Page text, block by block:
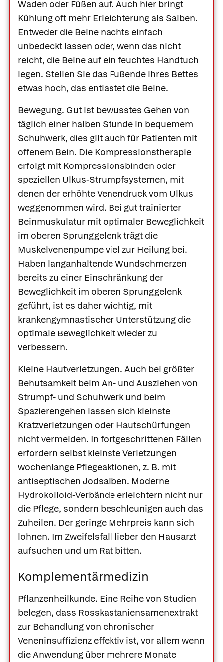
Waden oder Füßen auf. Auch hier bringt
Kühlung oft mehr Erleichterung als Salben.
Entweder die Beine nachts einfach
unbedeckt lassen oder, wenn das nicht
reicht, die Beine auf ein feuchtes Handtuch
legen. Stellen Sie das Fußende ihres Bettes
etwas hoch, das entlastet die Beine.
Bewegung. Gut ist bewusstes Gehen von
täglich einer halben Stunde in bequemem
Schuhwerk, dies gilt auch für Patienten mit
offenem Bein. Die Kompressionstherapie
erfolgt mit Kompressionsbinden oder
speziellen Ulkus-Strumpfsystemen, mit
denen der erhöhte Venendruck vom Ulkus
weggenommen wird. Bei gut trainierter
Beinmuskulatur mit optimaler Beweglichkeit
im oberen Sprunggelenk trägt die
Muskelvenenpumpe viel zur Heilung bei.
Haben langanhaltende Wundschmerzen
bereits zu einer Einschränkung der
Beweglichkeit im oberen Sprunggelenk
geführt, ist es daher wichtig, mit
krankengymnastischer Unterstützung die
optimale Beweglichkeit wieder zu
verbessern.
Kleine Hautverletzungen. Auch bei größter
Behutsamkeit beim An- und Ausziehen von
Strumpf- und Schuhwerk und beim
Spazierengehen lassen sich kleinste
Kratzverletzungen oder Hautschürfungen
nicht vermeiden. In fortgeschrittenen Fällen
erfordern selbst kleinste Verletzungen
wochenlange Pflegeaktionen, z. B. mit
antiseptischen Jodsalben. Moderne
Hydrokolloid-Verbände erleichtern nicht nur
die Pflege, sondern beschleunigen auch das
Zuheilen. Der geringe Mehrpreis kann sich
lohnen. Im Zweifelsfall lieber den Hausarzt
aufsuchen und um Rat bitten.
Komplementärmedizin
Pflanzenheilkunde. Eine Reihe von Studien
belegen, dass Rosskastaniensamenextrakt
zur Behandlung von chronischer
Veneninsuffizienz effektiv ist, vor allem wenn
die Anwendung über mehrere Monate